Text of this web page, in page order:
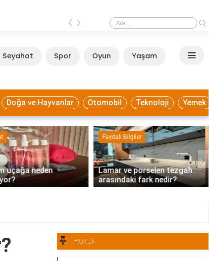
Lamar ve porselen tezgah arasındaki fark
‹ ›
Seyahat Spor Oyun Yaşam
Doğa ve Hayvanlar Otomobil Teknoloji Yemek
uçağa neden
Faydalı Bilgiler
Lamar ve porselen tezgah
arasındaki fark nedir?
›
Hukuk